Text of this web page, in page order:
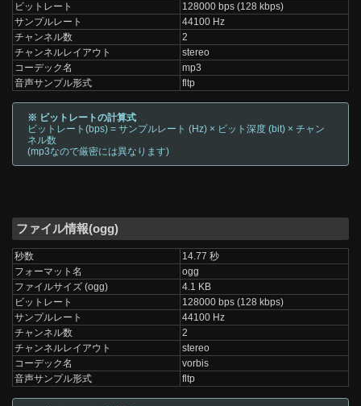
ビットレート
128000 bps (128 kbps)
サンプルレート
44100 Hz
チャンネル数
2
チャンネルレイアウト
stereo
コーデック名
mp3
音声サンプル形式
fltp
※ ビットレートの計算式
ビットレート(bps) = サンプルレート (Hz) × ビット深度 (bit) × チャン
ネル数
(mp3なので厳密には異なります)
ファイル情報(ogg)
秒数
14.77 秒
フォーマット名
ogg
ファイルサイズ (ogg)
4.1 KB
ビットレート
128000 bps (128 kbps)
サンプルレート
44100 Hz
チャンネル数
2
チャンネルレイアウト
stereo
コーデック名
vorbis
音声サンプル形式
fltp